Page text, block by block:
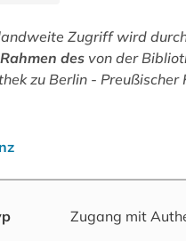
Zugriff wird
des von der
zu Berlin -
Zugang mit